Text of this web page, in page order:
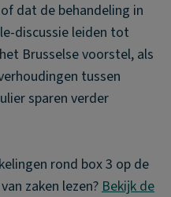
dat de behandeling in
discussie leiden tot
Brusselse voorstel, als
tussen
sparen verder
rond box 3 op de
zaken lezen?Bekijk de